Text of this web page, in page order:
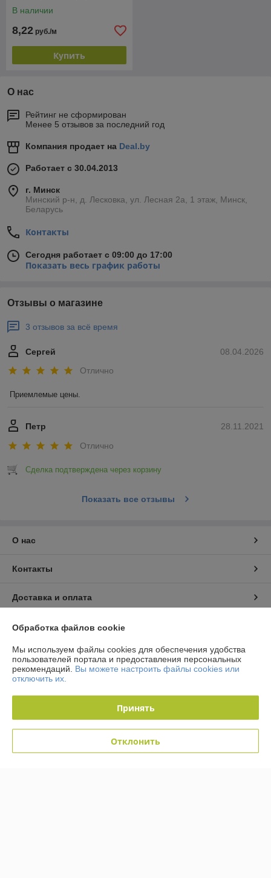
В наличии
8,22 руб./м
Купить
О нас
Рейтинг не сформирован
Менее 5 отзывов за последний год
Компания продает на Deal.by
Работает с 30.04.2013
г. Минск
Минский р-н, д. Лесковка, ул. Лесная 2а, 1 этаж, Минск,
Беларусь
Контакты
Сегодня работает с 09:00 до 17:00
Показать весь график работы
Отзывы о магазине
3 отзывов за всё время
08.04.2026
Сергей
Отлично
Приемлемые цены.
28.11.2021
Петр
Отлично
Сделка подтверждена через корзину
Показать все отзывы
О нас
Контакты
Доставка и оплата
График работы
Полная версия сайта
Политика обработки cookies
Сайт создан на платформе Deal.by
Обработка файлов cookie
Мы используем файлы cookies для обеспечения удобства
пользователей портала и предоставления персональных
рекомендаций. Вы можете настроить файлы cookies или
отключить их.
Принять
Отклонить